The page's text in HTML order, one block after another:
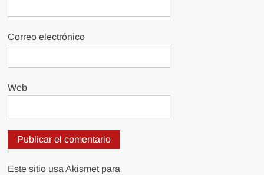
Correo electrónico
Web
Este sitio usa Akismet para